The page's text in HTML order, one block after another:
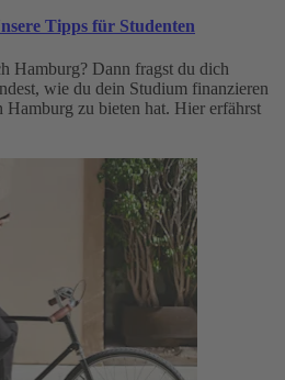
Tipps für Studenten
Hamburg? Dann fragst du dich
wie du dein Studium finanzieren
Hamburg zu bieten hat. Hier erfährst